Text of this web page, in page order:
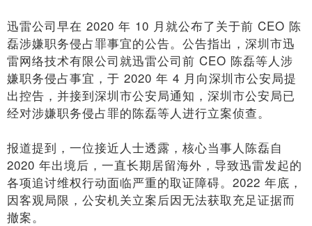
迅雷公司早在 2020 年 10 月就公布了关于前 CEO 陈
磊涉嫌职务侵占罪事宜的公告。公告指出，深圳市迅
雷网络技术有限公司就迅雷公司前 CEO 陈磊等人涉
嫌职务侵占事宜，于 2020 年 4 月向深圳市公安局提
出控告，并接到深圳市公安局通知，深圳市公安局已
经对涉嫌职务侵占罪的陈磊等人进行立案侦查。
报道提到，一位接近人士透露，核心当事人陈磊自
2020 年出境后，一直长期居留海外，导致迅雷发起的
各项追讨维权行动面临严重的取证障碍。2022 年底，
因客观局限，公安机关立案后因无法获取充足证据而
撤案。